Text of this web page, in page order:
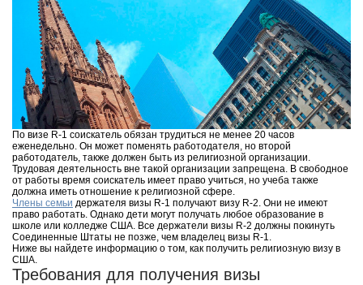
По визе R-1 соискатель обязан трудиться не менее 20 часов
еженедельно. Он может поменять работодателя, но второй
работодатель, также должен быть из религиозной организации.
Трудовая деятельность вне такой организации запрещена. В свободное
от работы время соискатель имеет право учиться, но учеба также
должна иметь отношение к религиозной сфере.
Члены семьи держателя визы R-1 получают визу R-2. Они не имеют
право работать. Однако дети могут получать любое образование в
школе или колледже США. Все держатели визы R-2 должны покинуть
Соединенные Штаты не позже, чем владелец визы R-1.
Ниже вы найдете информацию о том, как получить религиозную визу в
США.
Требования для получения визы